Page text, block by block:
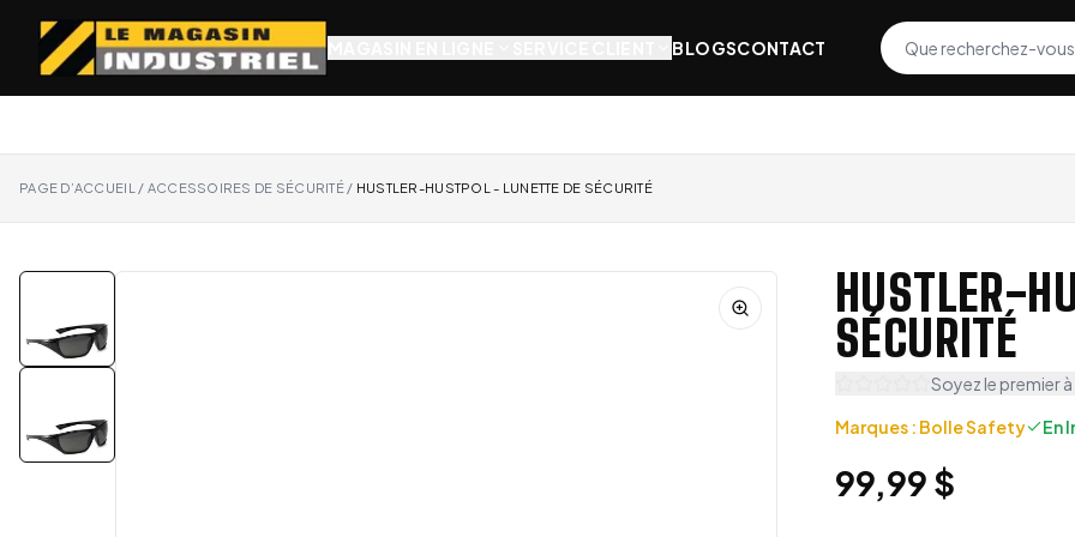
BLOGSCONTACT
PAGE D’ACCUEIL / ACCESSOIRES DE SÉCURITÉ / HUSTLER-HUSTPOL - LUNETTE DE SÉCURITÉ
HUSTLER-
SÉCURITÉ
Soyez le premier
Marques : Bolle Safety En
99,99 $